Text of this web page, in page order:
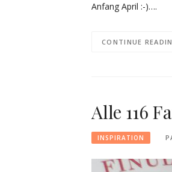
Anfang April :-)….
CONTINUE
Alle 116
INSPIRATION